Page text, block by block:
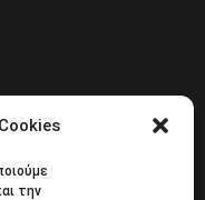
την
μας